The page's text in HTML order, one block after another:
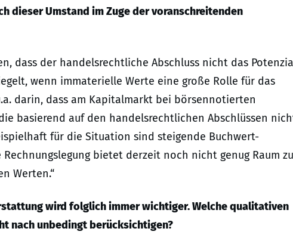
dieser Umstand im Zuge der voranschreitenden
dass der handelsrechtliche Abschluss nicht das
wenn immaterielle Werte eine große Rolle für das
darin, dass am Kapitalmarkt bei börsennotierten
basierend auf den handelsrechtlichen Abschlüssen
für die Situation sind steigende Buchwert-
bietet derzeit noch nicht genug Raum
Werten.“
wird folglich immer wichtiger. Welche qualitativen
nach unbedingt berücksichtigen?